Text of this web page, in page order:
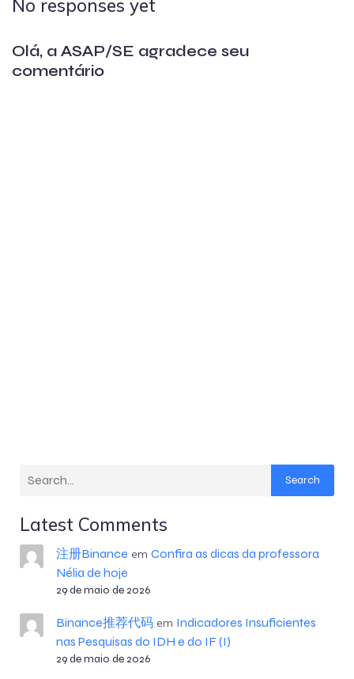
No responses yet
Olá, a ASAP/SE agradece seu
comentário
Search
Latest Comments
注册Binance em Confira as dicas da professora
Nélia de hoje
29 de maio de 2026
Binance推荐代码em Indicadores Insuficientes
nas Pesquisas do IDH e do IF (I)
29 de maio de 2026